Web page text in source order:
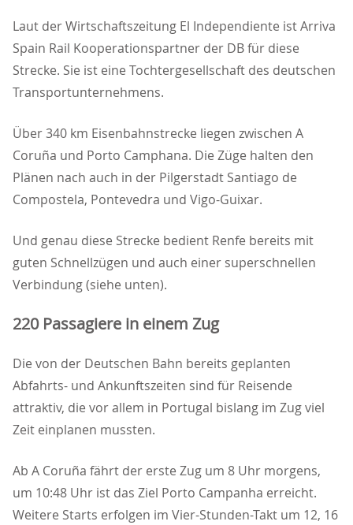
Laut der Wirtschaftszeitung El Independiente ist Arriva
Spain Rail Kooperationspartner der DB für diese
Strecke. Sie ist eine Tochtergesellschaft des deutschen
Transportunternehmens.
Über 340 km Eisenbahnstrecke liegen zwischen A
Coruña und Porto Camphana. Die Züge halten den
Plänen nach auch in der Pilgerstadt Santiago de
Compostela, Pontevedra und Vigo-Guixar.
Und genau diese Strecke bedient Renfe bereits mit
guten Schnellzügen und auch einer superschnellen
Verbindung (siehe unten).
220 Passagiere in einem Zug
Die von der Deutschen Bahn bereits geplanten
Abfahrts- und Ankunftszeiten sind für Reisende
attraktiv, die vor allem in Portugal bislang im Zug viel
Zeit einplanen mussten.
Ab A Coruña fährt der erste Zug um 8 Uhr morgens,
um 10:48 Uhr ist das Ziel Porto Campanha erreicht.
Weitere Starts erfolgen im Vier-Stunden-Takt um 12, 16